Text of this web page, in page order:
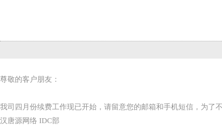
尊敬的客户朋友：
我司四月份续费工作现已开始，请留意您的邮箱和手机短信，为
汉唐源网络 IDC部